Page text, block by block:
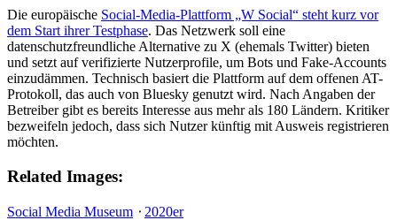
Die europäische Social-Media-Plattform „W Social“ steht kurz vor
dem Start ihrer Testphase. Das Netzwerk soll eine
datenschutzfreundliche Alternative zu X (ehemals Twitter) bieten
und setzt auf verifizierte Nutzerprofile, um Bots und Fake-Accounts
einzudämmen. Technisch basiert die Plattform auf dem offenen AT-
Protokoll, das auch von Bluesky genutzt wird. Nach Angaben der
Betreiber gibt es bereits Interesse aus mehr als 180 Ländern. Kritiker
bezweifeln jedoch, dass sich Nutzer künftig mit Ausweis registrieren
möchten.
Related Images:
Social Media Museum ⋅ 2020er